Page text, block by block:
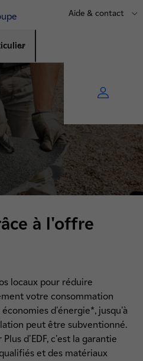
Aide & contact
à l'offre
locaux pour réduire
votre consommation
d'énergie*, jusqu'à
peut être subventionné.
d'EDF, c'est la garantie
et des matériaux